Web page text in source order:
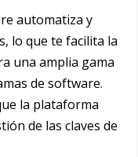
automatiza y
lo que te facilita la
una amplia gama
de software.
la plataforma
de las claves de